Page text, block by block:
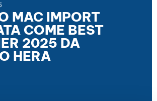
MAC IMPORT
COME BEST
2025 DA
HERA